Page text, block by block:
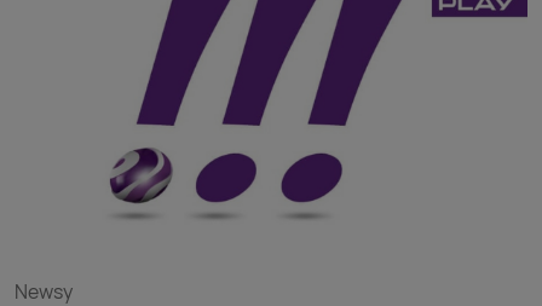
Newsy